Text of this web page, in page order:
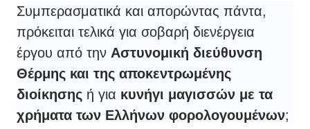
Συμπερασματικά και απορώντας πάντα,
πρόκειται τελικά για σοβαρή διενέργεια
έργου από την Αστυνομική διεύθυνση
Θέρμης και της αποκεντρωμένης
διοίκησης ή για κυνήγι μαγισσών με τα
χρήματα των Ελλήνων φορολογουμένων;